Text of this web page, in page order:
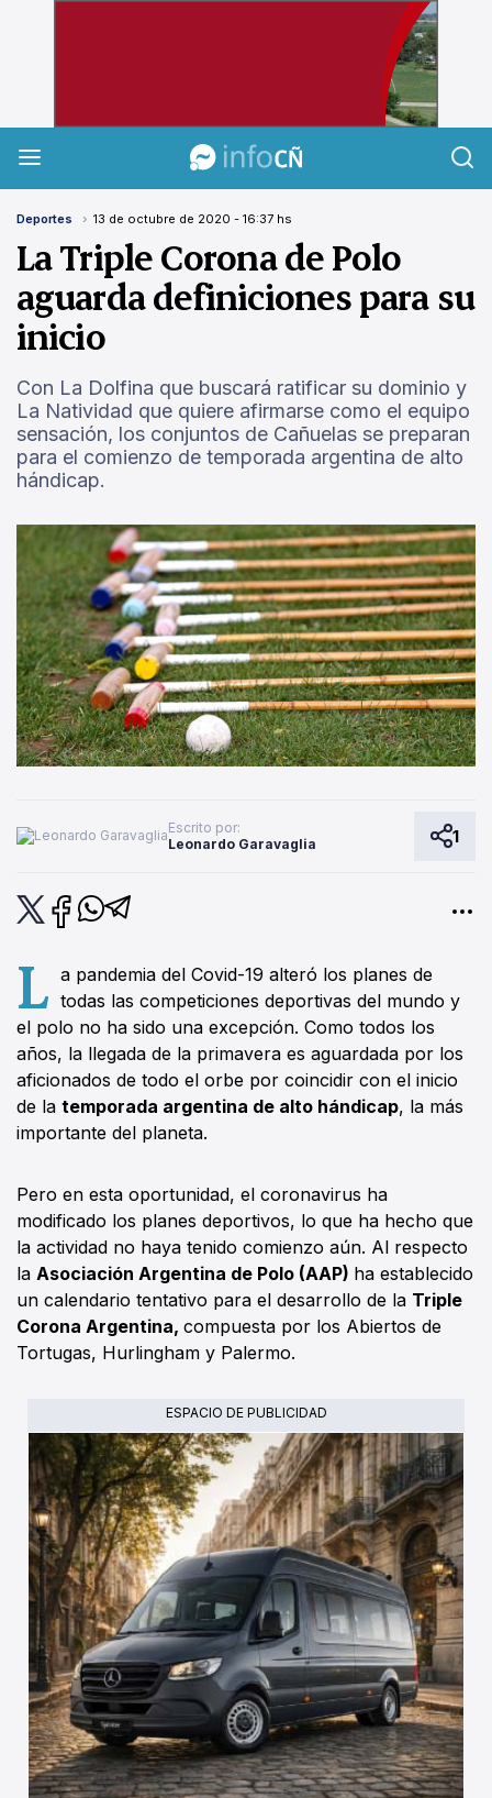
Deportes 13 de octubre de 2020 - 16:37 hs
La Triple Corona de Polo
aguarda definiciones para su
inicio
Con La Dolfina que buscará ratificar su dominio y
La Natividad que quiere afirmarse como el equipo
sensación, los conjuntos de Cañuelas se preparan
para el comienzo de temporada argentina de alto
hándicap.
Escrito por:
Leonardo Garavaglia
1
L a pandemia del Covid-19 alteró los planes de
todas las competiciones deportivas del mundo y
el polo no ha sido una excepción. Como todos los
años, la llegada de la primavera es aguardada por los
aficionados de todo el orbe por coincidir con el inicio
de la temporada argentina de alto hándicap, la más
importante del planeta.
Pero en esta oportunidad, el coronavirus ha
modificado los planes deportivos, lo que ha hecho que
la actividad no haya tenido comienzo aún. Al respecto
la Asociación Argentina de Polo (AAP) ha establecido
un calendario tentativo para el desarrollo de la Triple
Corona Argentina, compuesta por los Abiertos de
Tortugas, Hurlingham y Palermo.
ESPACIO DE PUBLICIDAD